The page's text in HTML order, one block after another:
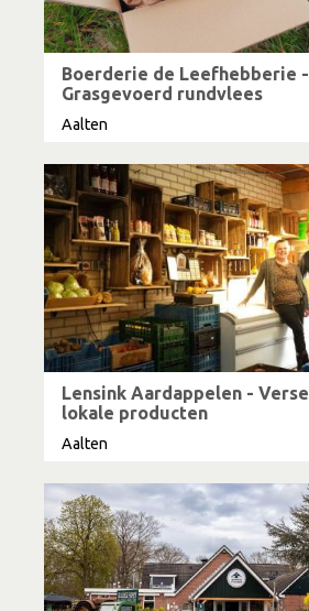
Boerderie de Leefhebberie -
Grasgevoerd rundvlees
Aalten
Lensink Aardappelen - Verse
lokale producten
Aalten